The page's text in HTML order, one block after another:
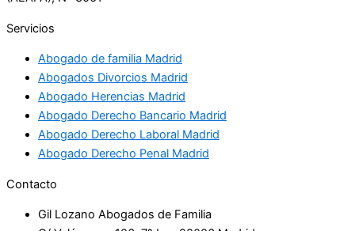
Servicios
Abogado de familia Madrid
Abogados Divorcios Madrid
Abogado Herencias Madrid
Abogado Derecho Bancario Madrid
Abogado Derecho Laboral Madrid
Abogado Derecho Penal Madrid
Contacto
Gil Lozano Abogados de Familia